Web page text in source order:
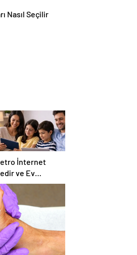
Nasıl Seçilir
İnternet
ve Ev
Nasıl